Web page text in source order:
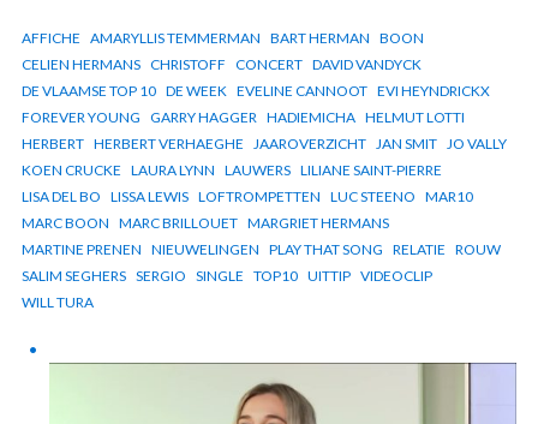
AFFICHE AMARYLLIS TEMMERMAN BART HERMAN BOON
CELIEN HERMANS CHRISTOFF CONCERT DAVID VANDYCK
DE VLAAMSE TOP 10 DE WEEK EVELINE CANNOOT EVI HEYNDRICKX
FOREVER YOUNG GARRY HAGGER HADIEMICHA HELMUT LOTTI
HERBERT HERBERT VERHAEGHE JAAROVERZICHT JAN SMIT
JO VALLY
KOEN CRUCKE LAURA LYNN LAUWERS LILIANE SAINT-PIERRE
LISA DEL BO LISSA LEWIS LOFTROMPETTEN LUC STEENO MAR10
MARC BOON MARC BRILLOUET MARGRIET HERMANS
MARTINE PRENEN NIEUWELINGEN PLAY THAT SONG RELATIE ROUW
SALIM SEGHERS SERGIO SINGLE TOP10 UITTIP VIDEOCLIP
WILL TURA